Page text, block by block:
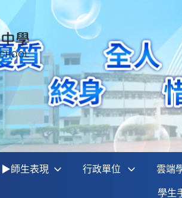
▶師生表現 行政單位 雲端
學生